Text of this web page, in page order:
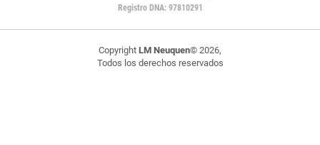
Registro DNA: 97810291
Copyright LM Neuquen© 2026,
Todos los derechos reservados